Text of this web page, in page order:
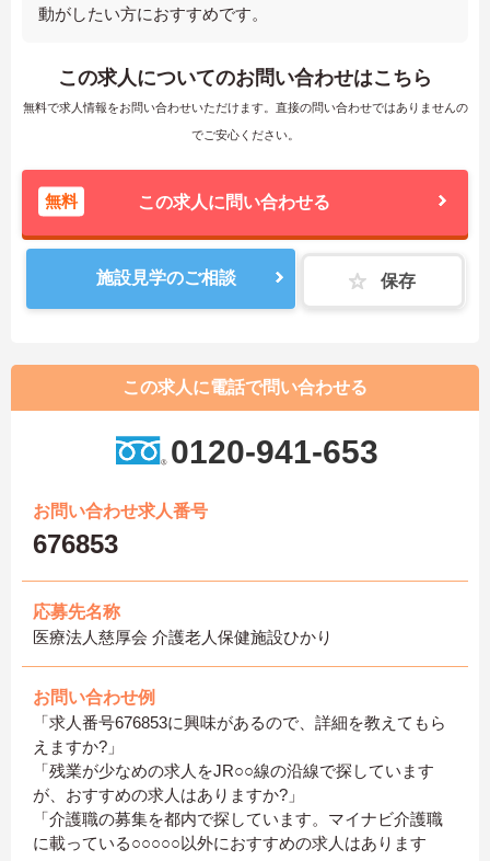
動がしたい方におすすめです。
この求人についてのお問い合わせはこちら
無料で求人情報をお問い合わせいただけます。直接の問い合わせではありませんの
でご安心ください。
無料 この求人に問い合わせる
施設見学のご相談 保存
この求人に電話で問い合わせる
0120-941-653
お問い合わせ求人番号
676853
応募先名称
医療法人慈厚会 介護老人保健施設ひかり
お問い合わせ例
「求人番号676853に興味があるので、詳細を教えてもら
えますか?」
「残業が少なめの求人をJR○○線の沿線で探しています
が、おすすめの求人はありますか?」
「介護職の募集を都内で探しています。マイナビ介護職
に載っている○○○○○以外におすすめの求人はあります